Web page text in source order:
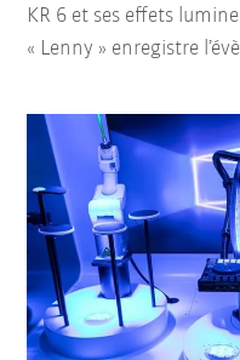
KR 6 et ses effets
« Lenny » enregistre